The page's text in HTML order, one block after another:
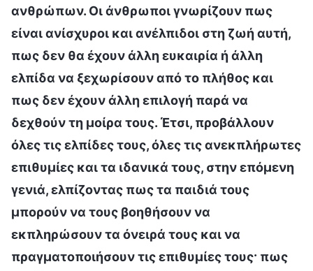
ανθρώπων. Οι άνθρωποι γνωρίζουν πως
είναι ανίσχυροι και ανέλπιδοι στη ζωή αυτή,
πως δεν θα έχουν άλλη ευκαιρία ή άλλη
ελπίδα να ξεχωρίσουν από το πλήθος και
πως δεν έχουν άλλη επιλογή παρά να
δεχθούν τη μοίρα τους. Έτσι, προβάλλουν
όλες τις ελπίδες τους, όλες τις ανεκπλήρωτες
επιθυμίες και τα ιδανικά τους, στην επόμενη
γενιά, ελπίζοντας πως τα παιδιά τους
μπορούν να τους βοηθήσουν να
εκπληρώσουν τα όνειρά τους και να
πραγματοποιήσουν τις επιθυμίες τους· πως